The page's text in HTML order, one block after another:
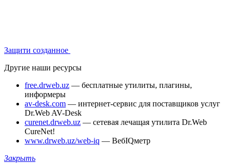
Защити созданное
Другие наши ресурсы
free.drweb.uz — бесплатные утилиты, плагины,
информеры
av-desk.com — интернет-сервис для поставщиков услуг
Dr.Web AV-Desk
curenet.drweb.uz — сетевая лечащая утилита Dr.Web
CureNet!
www.drweb.uz/web-iq — ВебIQметр
Закрыть